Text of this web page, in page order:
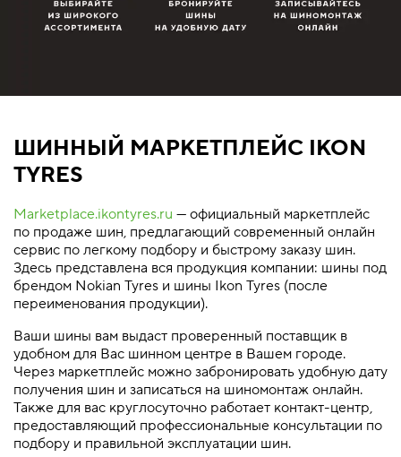
ШИННЫЙ МАРКЕТПЛЕЙС IKON
TYRES
Marketplace.ikontyres.ru — официальный маркетплейс
по продаже шин, предлагающий современный онлайн
сервис по легкому подбору и быстрому заказу шин.
Здесь представлена вся продукция компании: шины под
брендом Nokian Tyres и шины Ikon Tyres (после
переименования продукции).
Ваши шины вам выдаст проверенный поставщик в
удобном для Вас шинном центре в Вашем городе.
Через маркетплейс можно забронировать удобную дату
получения шин и записаться на шиномонтаж онлайн.
Также для вас круглосуточно работает контакт-центр,
предоставляющий профессиональные консультации по
подбору и правильной эксплуатации шин.